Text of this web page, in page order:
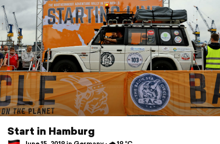
Start in Hamburg